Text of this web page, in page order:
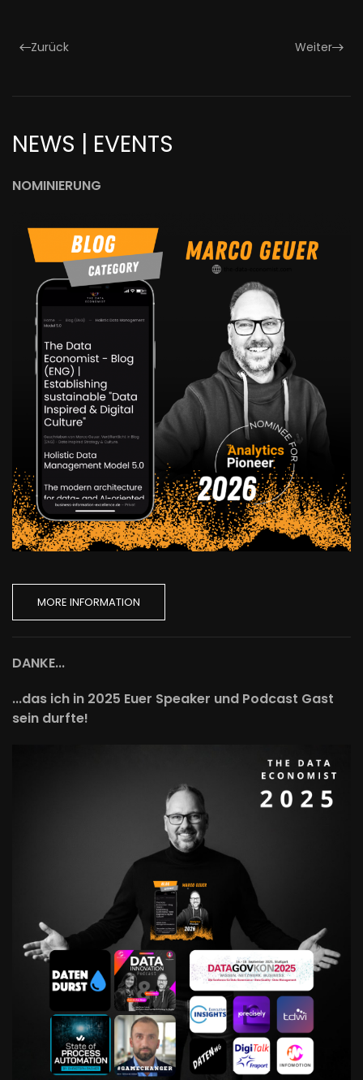
Zurück Weiter
NEWS | EVENTS
NOMINIERUNG
MORE INFORMATION
DANKE...
...das ich in 2025 Euer Speaker und Podcast Gast
sein durfte!